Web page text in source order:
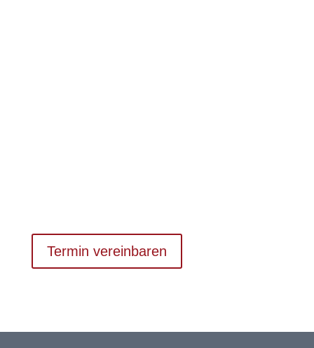
Termin vereinbaren